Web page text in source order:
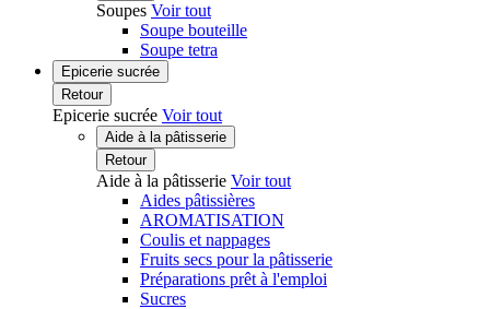
Soupes Voir tout
Soupe bouteille
Soupe tetra
Epicerie sucrée
Retour
Epicerie sucrée Voir tout
Aide à la pâtisserie
Retour
Aide à la pâtisserie Voir tout
Aides pâtissières
AROMATISATION
Coulis et nappages
Fruits secs pour la pâtisserie
Préparations prêt à l'emploi
Sucres